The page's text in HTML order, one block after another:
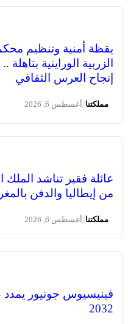
يقظة أمنية وتنظيم
الزربية الوراينية
إنجاح العرس الثقافي
مملكتنا/أغسطس 6, 2026
عائلة فقير تناشد
من إيطاليا والدفن
مملكتنا/أغسطس 6, 2026
فينيسيوس جونيور
2032